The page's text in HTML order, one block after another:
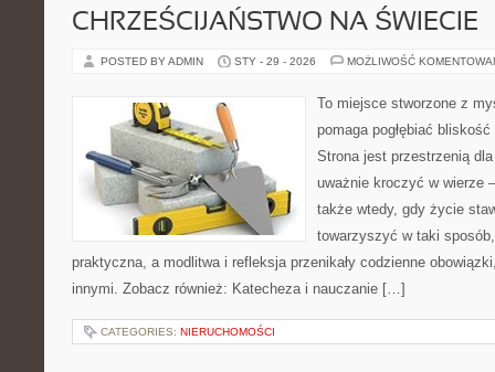
CHRZEŚCIJAŃSTWO NA ŚWIECIE
POSTED BY ADMIN STY - 29 - 2026 MOŻLIWOŚĆ
To miejsce stworzone z
pomaga pogłębiać
Strona jest przestrzenią
uważnie kroczyć w wierze
także wtedy, gdy życie
towarzyszyć w taki
praktyczna, a modlitwa i refleksja przenikały codzienne
innymi. Zobacz również: Katecheza i nauczanie […]
CATEGORIES: NIERUCHOMOŚCI